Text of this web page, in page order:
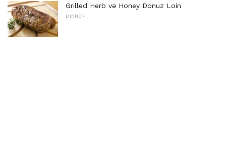
Grilled Herb və Honey Donuz Loin
DINNER